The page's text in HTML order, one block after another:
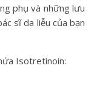
phụ và những lưu
sĩ da liễu của bạn
Isotretinoin: